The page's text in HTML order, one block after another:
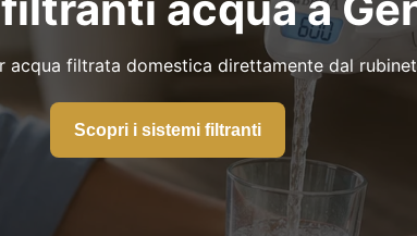
acqua filtrata domestica direttamente dal
Scopri i sistemi filtranti